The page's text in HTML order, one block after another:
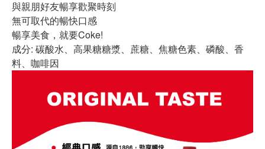
與親朋好友暢享歡聚時刻
無可取代的暢快口感
暢享美食，就要Coke!
成分: 碳酸水、高果糖糖漿、蔗糖、焦糖色素、磷酸、香
料、咖啡因